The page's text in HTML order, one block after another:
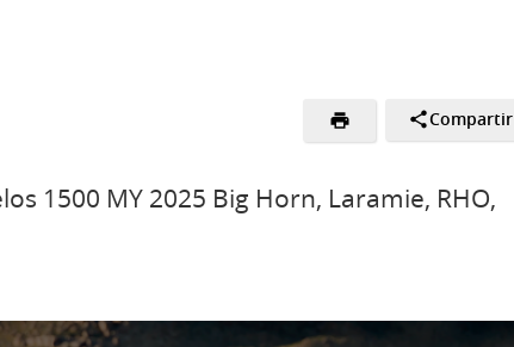
Compartir
1500 MY 2025 Big Horn, Laramie, RHO,